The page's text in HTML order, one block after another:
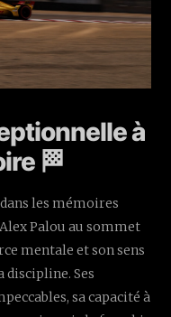
à
🏁
les mémoires
Palou au sommet
mentale et son sens
Ses
sa capacité à